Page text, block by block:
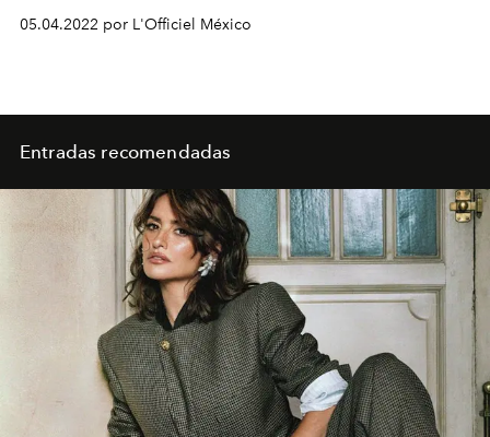
05.04.2022 por L'Officiel México
Entradas recomendadas